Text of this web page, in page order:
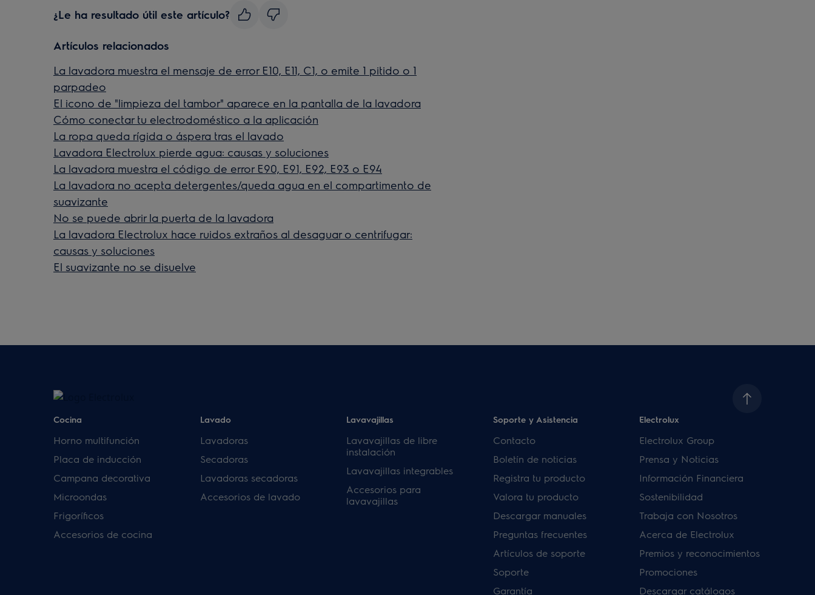
¿Le ha resultado útil este artículo?
Artículos relacionados
La lavadora muestra el mensaje de error E10, E11, C1, o emite 1 pitido o 1
parpadeo
El icono de "limpieza del tambor" aparece en la pantalla de la lavadora
Cómo conectar tu electrodoméstico a la aplicación
La ropa queda rígida o áspera tras el lavado
Lavadora Electrolux pierde agua: causas y soluciones
La lavadora muestra el código de error E90, E91, E92, E93 o E94
La lavadora no acepta detergentes/queda agua en el compartimento de
suavizante
No se puede abrir la puerta de la lavadora
La lavadora Electrolux hace ruidos extraños al desaguar o centrifugar:
causas y soluciones
El suavizante no se disuelve
Cocina
Horno multifunción
Placa de inducción
Campana decorativa
Microondas
Frigoríficos
Accesorios de cocina
Lavado
Lavadoras
Secadoras
Lavadoras secadoras
Accesorios de lavado
Lavavajillas
Lavavajillas de libre
instalación
Lavavajillas integrables
Accesorios para
lavavajillas
Soporte y Asistencia
Contacto
Boletín de noticias
Registra tu producto
Valora tu producto
Descargar manuales
Preguntas frecuentes
Artículos de soporte
Soporte
Garantía
Electrolux
Electrolux Group
Prensa y Noticias
Información Financiera
Sostenibilidad
Trabaja con Nosotros
Acerca de Electrolux
Premios y reconocimientos
Promociones
Descargar catálogos